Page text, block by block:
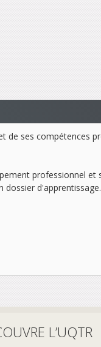
de ses compétences
professionnel et
dossier d'apprentissage.
L’UQTR